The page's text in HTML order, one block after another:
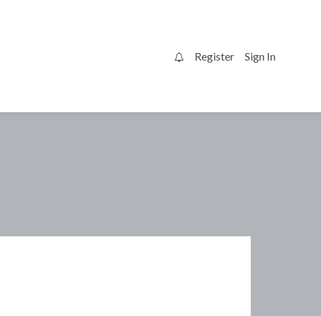
Register Sign In